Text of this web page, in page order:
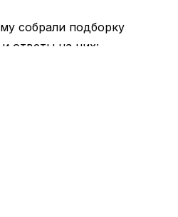
собрали подборку
ответы на них: